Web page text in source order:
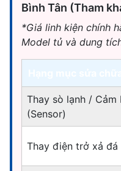
Bình Tân (Tham
*Giá linh kiện chính
Model tủ và dung
Thay sò lạnh / Cảm
(Sensor)
Thay điện trở xả đá